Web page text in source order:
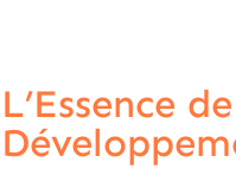
L’Essence